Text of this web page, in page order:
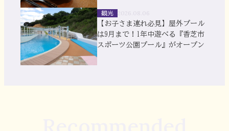
観光
【お子さま連れ必見】屋外プール
は9月まで！1年中遊べる『香芝市
スポーツ公園プール』がオープン